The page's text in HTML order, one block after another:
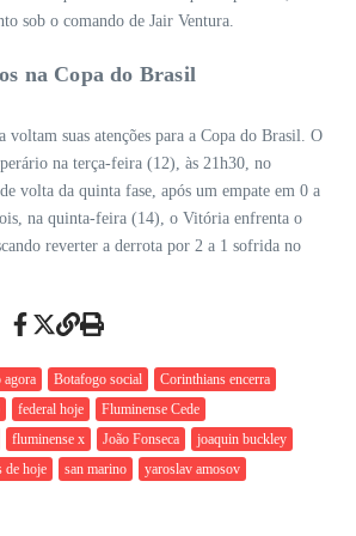
sob o comando de Jair Ventura.
na Copa do Brasil
voltam suas atenções para a Copa do Brasil. O
na terça-feira (12), às 21h30, no
volta da quinta fase, após um empate em 0 a
na quinta-feira (14), o Vitória enfrenta o
reverter a derrota por 2 a 1 sofrida no
Botafogo social
Corinthians encerra
federal hoje
Fluminense Cede
fluminense x João Fonseca
joaquin buckley
de hoje san marino yaroslav amosov